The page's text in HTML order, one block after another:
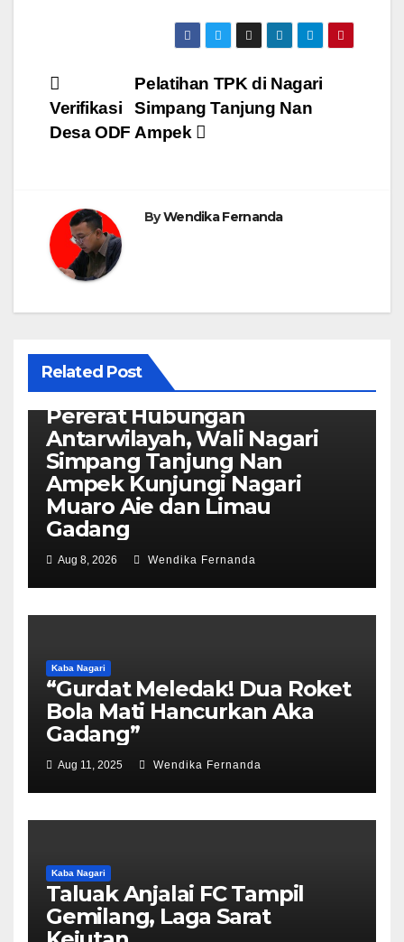
Post
navigation
Pelatihan TPK di Nagari
Simpang Tanjung Nan
Ampek
Verifikasi
Desa ODF
ByWendika Fernanda
Related Post
Kaba Nagari
Pererat Hubungan
Antarwilayah, Wali Nagari
Simpang Tanjung Nan
Ampek Kunjungi Nagari
Muaro Aie dan Limau
Gadang
Aug 8, 2026 Wendika Fernanda
Kaba Nagari
“Gurdat Meledak! Dua Roket
Bola Mati Hancurkan Aka
Gadang”
Aug 11, 2025 Wendika Fernanda
Kaba Nagari
Taluak Anjalai FC Tampil
Gemilang, Laga Sarat